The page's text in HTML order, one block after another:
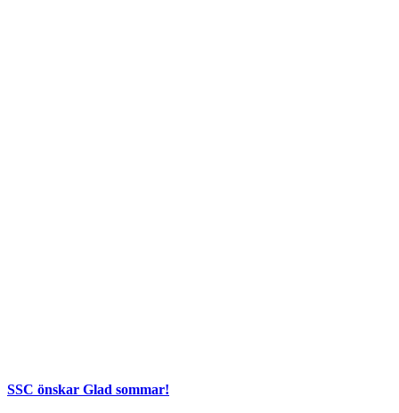
SSC önskar Glad sommar!